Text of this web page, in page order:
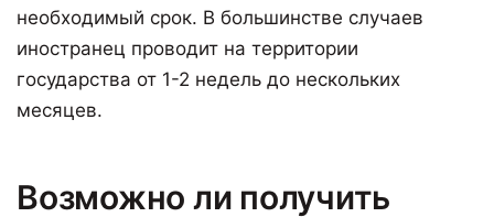
необходимый срок. В большинстве случаев
иностранец проводит на территории
государства от 1-2 недель до нескольких
месяцев.
Возможно ли получить